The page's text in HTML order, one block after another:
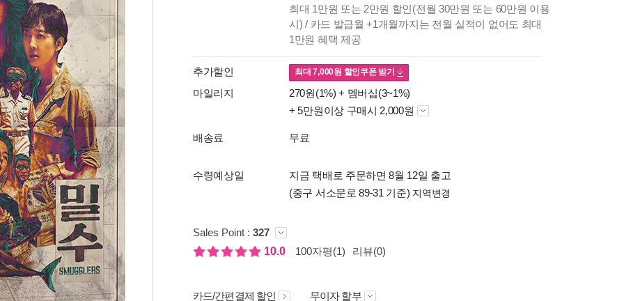
최대 1만원 또는 2만원 할인(전월 30만원 또는 60만원 이용
시) / 카드 발급월 +1개월까지는 전월 실적이 없어도 최대
1만원 혜택 제공
추가할인 최대7,000원 할인쿠폰 받기
마일리지 270원(1%) + 멤버십(3~1%)
+ 5만원이상 구매시 2,000원
배송료 무료
수령예상일
지금 택배로 주문하면 8월 12일 출고
(중구 서소문로 89-31 기준) 지역변경
Sales Point : 327
10.0
100자평(1) 리뷰(0)
카드/간편결제 할인 무이자 할부